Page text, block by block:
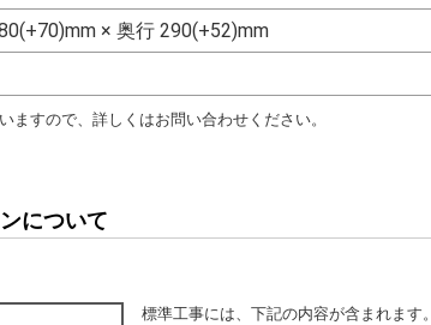
× 奥行 290(+52)mm
すので、詳しくはお問い合わせください。
について
標準工事には、下記の内容が含まれます。